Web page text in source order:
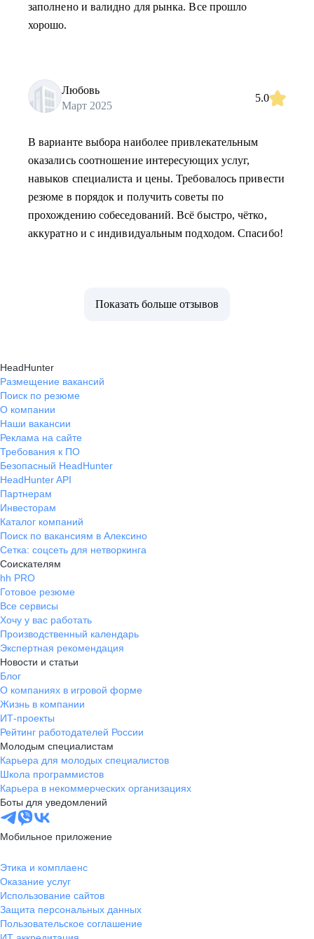
заполнено и валидно для рынка. Все прошло
хорошо.
Любовь
Март 2025
5.0
В варианте выбора наиболее привлекательным
оказались соотношение интересующих услуг,
навыков специалиста и цены. Требовалось привести
резюме в порядок и получить советы по
прохождению собеседований. Всё быстро, чётко,
аккуратно и с индивидуальным подходом. Спасибо!
Показать больше отзывов
HeadHunter
Размещение вакансий
Поиск по резюме
О компании
Наши вакансии
Реклама на сайте
Требования к ПО
Безопасный HeadHunter
HeadHunter API
Партнерам
Инвесторам
Каталог компаний
Поиск по вакансиям в Алексино
Сетка: соцсеть для нетворкинга
Соискателям
hh PRO
Готовое резюме
Все сервисы
Хочу у вас работать
Производственный календарь
Экспертная рекомендация
Новости и статьи
Блог
О компаниях в игровой форме
Жизнь в компании
ИТ-проекты
Рейтинг работодателей России
Молодым специалистам
Карьера для молодых специалистов
Школа программистов
Карьера в некоммерческих организациях
Боты для уведомлений
Мобильное приложение
Этика и комплаенс
Оказание услуг
Использование сайтов
Защита персональных данных
Пользовательское соглашение